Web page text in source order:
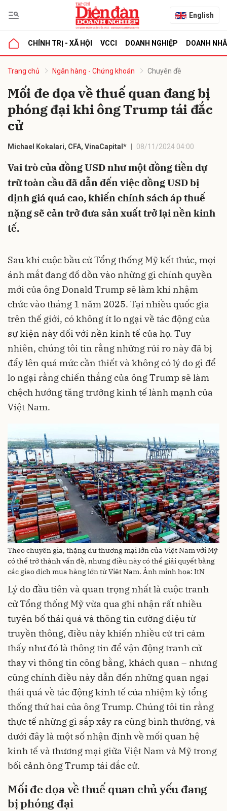
English
CHÍNH TRỊ - XÃ HỘI VCCI DOANH NGHIỆP DOANH
Trang chủ Ngân hàng - Chứng khoán Chuyên đề
Mối đe dọa về thuế quan đang bị
phóng đại khi ông Trump tái đắc
cử
Michael Kokalari, CFA, VinaCapital* 08/11/2024 04:00
Vai trò của đồng USD như một đồng tiền dự
trữ toàn cầu đã dẫn đến việc đồng USD bị
định giá quá cao, khiến chính sách áp thuế
nặng sẽ cản trở đưa sản xuất trở lại nền kinh
tế.
Sau khi cuộc bầu cử Tổng thống Mỹ kết thúc, mọi
ánh mắt đang đổ dồn vào những gì chính quyền
mới của ông Donald Trump sẽ làm khi nhậm
chức vào tháng 1 năm 2025. Tại nhiều quốc gia
trên thế giới, có không ít lo ngại về tác động của
sự kiện này đối với nền kinh tế của họ. Tuy
nhiên, chúng tôi tin rằng những rủi ro này đã bị
đẩy lên quá mức cần thiết và không có lý do gì để
lo ngại rằng chiến thắng của ông Trump sẽ làm
chệch hướng tăng trưởng kinh tế lành mạnh của
Việt Nam.
Theo chuyên gia, thặng dư thương mại lớn của Việt Nam với Mỹ
có thể trở thành vấn đề, nhưng điều này có thể giải quyết bằng
các giao dịch mua hàng lớn từ Việt Nam. Ảnh minh họa: ItN
Lý do đầu tiên và quan trọng nhất là cuộc tranh
cử Tổng thống Mỹ vừa qua ghi nhận rất nhiều
tuyên bố thái quá và thông tin cường điệu từ
truyền thông, điều này khiến nhiều cử tri cảm
thấy như đó là thông tin để vận động tranh cử
thay vì thông tin công bằng, khách quan – nhưng
cũng chính điều này dẫn đến những quan ngại
thái quá về tác động kinh tế của nhiệm kỳ tổng
thống thứ hai của ông Trump. Chúng tôi tin rằng
thực tế những gì sắp xảy ra cũng bình thường, và
dưới đây là một số nhận định về mối quan hệ
kinh tế và thương mại giữa Việt Nam và Mỹ trong
bối cảnh ông Trump tái đắc cử.
Mối đe dọa về thuế quan chủ yếu đang
bị phóng đại
luận
Hủy